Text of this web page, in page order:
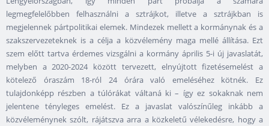
legmegfelelőbben felhasználni a sztrájkot, illetve a sztrájkban is
megjelennek pártpolitikai elemek. Mindezek mellett a kormánynak és a
szakszervezeteknek is a célja a közvélemény maga mellé állítása. Ezt
szem előtt tartva érdemes vizsgálni a kormány április 5-i új javaslatát,
melyben a 2020-2024 között tervezett, elnyújtott fizetésemelést a
kötelező óraszám 18-ról 24 órára való emeléséhez kötnék. Ez
tulajdonképp részben a túlórákat váltaná ki – így ez sokaknak nem
jelentene tényleges emelést. Ez a javaslat valószínűleg inkább a
közvéleménynek szólt, rájátszva arra a közkeletű vélekedésre, hogy a